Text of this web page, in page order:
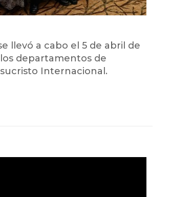
llevó a cabo el 5 de abril de
departamentos de
Internacional.